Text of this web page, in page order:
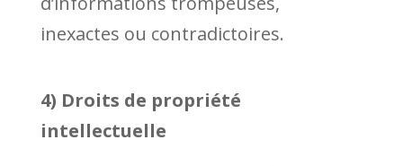
inexactes ou contradictoires.
4) Droits de propriété
intellectuelle